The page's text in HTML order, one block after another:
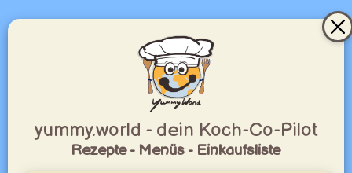
yummy.world - dein Koch-Co-Pilot
Rezepte - Menüs - Einkaufsliste